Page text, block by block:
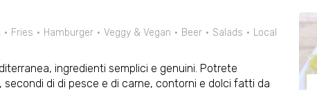
Fries Hamburger Veggy & Vegan Beer Salads
Local
ingredienti semplici e genuini. Potrete
di di pesce e di carne, contorni e dolci fatti da